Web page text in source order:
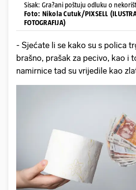
Sisak: Gra?ani poštuju odluku o
Foto: Nikola Cutuk/PIXSELL
FOTOGRAFIJA)
- Sjećate li se kako su s polica
brašno, prašak za pecivo, kao i
namirnice tad su vrijedile kao